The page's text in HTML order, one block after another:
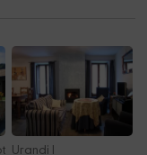
Urandi I